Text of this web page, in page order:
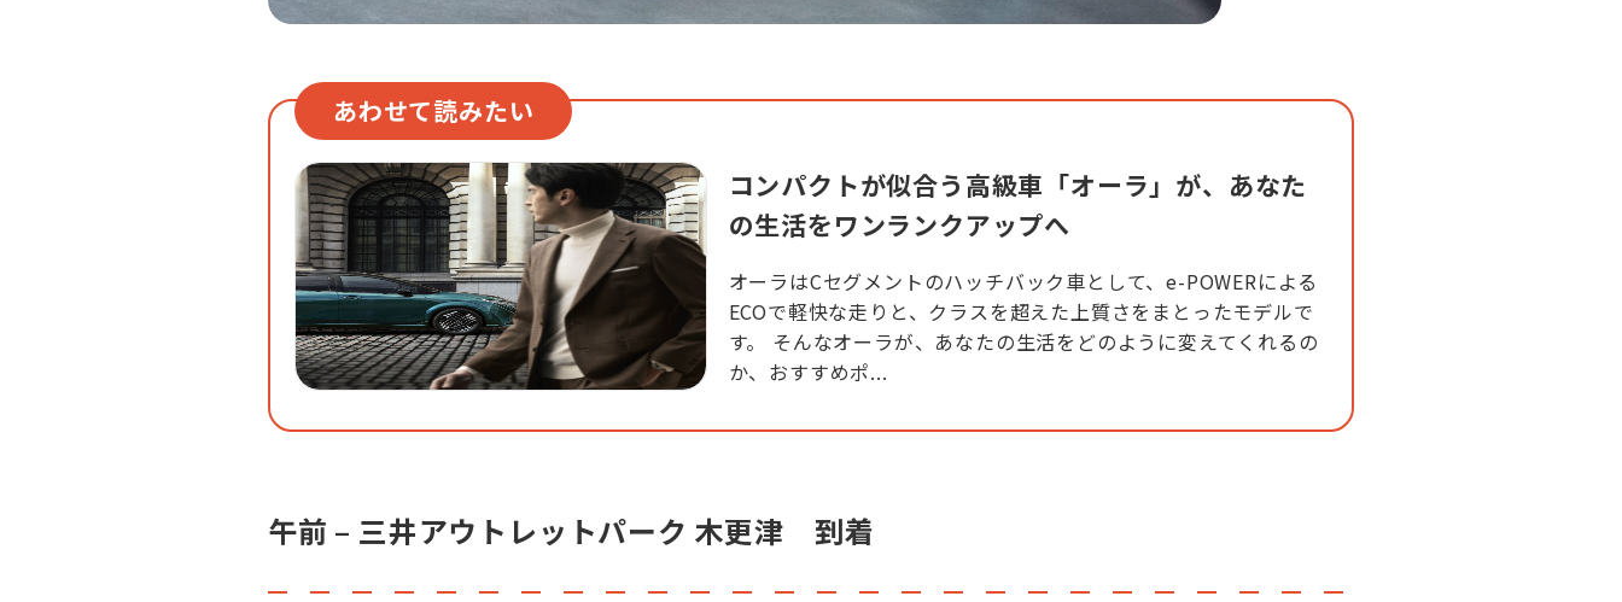
あわせて読みたい
コンパクトが似合う高級車「オーラ」が、あなた
の生活をワンランクアップへ
オーラはCセグメントのハッチバック車として、e-POWERによる
ECOで軽快な走りと、クラスを超えた上質さをまとったモデルで
す。 そんなオーラが、あなたの生活をどのように変えてくれるの
か、おすすめポ...
午前 – 三井アウトレットパーク 木更津 到着